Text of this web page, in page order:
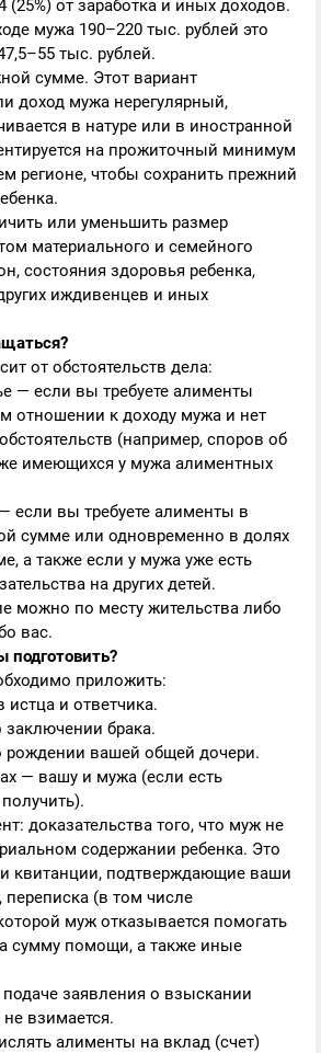
(25%) от заработка и иных доходов.
мужа 190–220 тыс. рублей это
тыс. рублей.
сумме. Этот вариант
доход мужа нерегулярный,
в натуре или в иностранной
на прожиточный минимум
регионе, чтобы сохранить прежний
или уменьшить размер
материального и семейного
состояния здоровья ребенка,
иждивенцев и иных
от обстоятельств дела:
— если вы требуете алименты
отношении к доходу мужа и нет
(например, споров об
имеющихся у мужа алиментных
если вы требуете алименты в
сумме или одновременно в долях
а также если у мужа уже есть
на других детей.
можно по месту жительства либо
вас.
подготовить?
приложить:
истца и ответчика.
заключении брака.
рождении вашей общей дочери.
— вашу и мужа (если есть
доказательства того, что муж не
содержании ребенка. Это
и квитанции, подтверждающие ваши
переписка (в том числе
муж отказывается помогать
сумму помощи, а также иные
заявления о взыскании
взимается.
алименты на вклад (счет)